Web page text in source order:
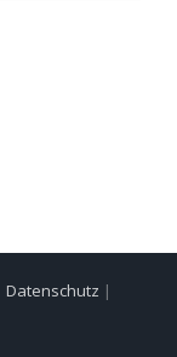
Datenschutz |